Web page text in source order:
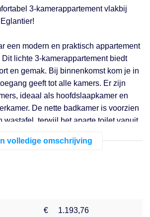
3-kamerappartement vlakbij
een modern en praktisch appartement
lichte 3-kamerappartement biedt
en gemak. Bij binnenkomst kom je in
geeft tot alle kamers. Er zijn
ideaal als hoofdslaapkamer en
De nette badkamer is voorzien
wastafel, terwijl het aparte toilet vanuit
opbergen. De keuken is uitgerust
je geniet van veel frisse lucht
volledige omschrijving
€ 1.193,76